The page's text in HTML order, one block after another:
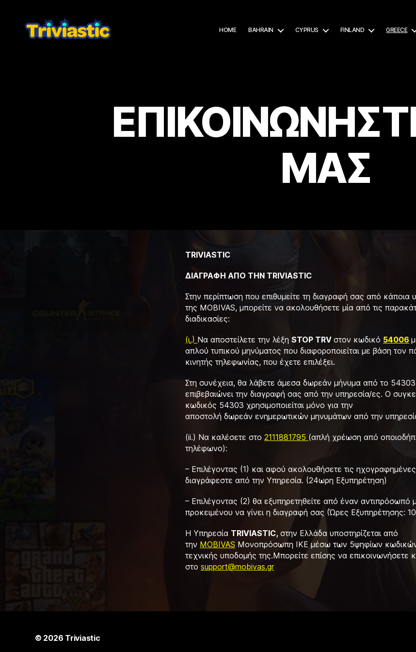
HOME BAHRAIN CYPRUS FINLAND GREECE
ΜΑΣ
TRIVIASTIC
ΔΙΑΓΡΑΦΗ ΑΠΟ ΤΗΝ TRIVIASTIC
Στην περίπτωση που επιθυμείτε τη διαγραφή σας από κάποια
της MOBIVAS, μπορείτε να ακολουθήσετε μία από τις
διαδικασίες:
(ι.) Να αποστείλετε την λέξη STOP TRV στον κωδικό 54006
απλού τυπικού μηνύματος που διαφοροποιείται με βάση τον
κινητής τηλεφωνίας, που έχετε επιλέξει.
Στη συνέχεια, θα λάβετε άμεσα δωρεάν μήνυμα από το
επιβεβαιώνει την διαγραφή σας από την υπηρεσία/ες. Ο
κωδικός 54303 χρησιμοποιείται μόνο για την
αποστολή δωρεάν ενημερωτικών μηνυμάτων από την
(ii.) Να καλέσετε στο 2111881795 (απλή χρέωση από
τηλέφωνο):
– Επιλέγοντας (1) και αφού ακολουθήσετε τις
διαγράφεστε από την Υπηρεσία. (24ωρη Εξυπηρέτηση)
– Επιλέγοντας (2) θα εξυπηρετηθείτε από έναν αντιπρόσωπό
προκειμένου να γίνει η διαγραφή σας (Ώρες Εξυπηρέτησης:
Η Υπηρεσία TRIVIASTIC, στην Ελλάδα υποστηρίζεται από
την MOBIVAS Μονοπρόσωπη ΙΚΕ μέσω των 5ψηφίων κωδικών
τεχνικής υποδομής της.Μπορείτε επίσης να επικοινωνήσετε
στο support@mobivas.gr
© 2026 Triviastic